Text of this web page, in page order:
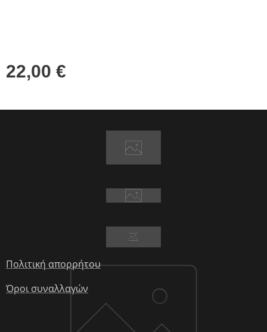
22,00 €
Πολιτική απορρήτου
Όροι συναλλαγών